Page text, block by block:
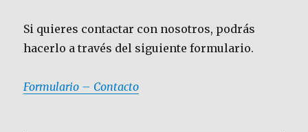
Si quieres contactar con nosotros, podrás
hacerlo a través del siguiente formulario.
Formulario – Contacto